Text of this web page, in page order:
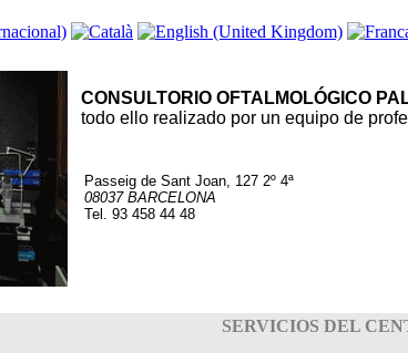
CONSULTORIO OFTALMOLÓGICO
todo ello realizado por un equipo de
Passeig de Sant Joan, 127 2º 4ª
08037 BARCELONA
Tel. 93 458 44 48
SERVICIOS DEL